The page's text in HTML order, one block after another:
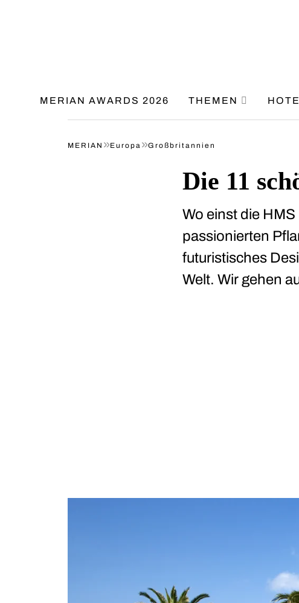
MERIAN AWARDS 2026 THEMEN
MERIAN »Europa »Großbritannien
Die 11
Wo einst die
passionierten
futuristisches
Welt. Wir gehen